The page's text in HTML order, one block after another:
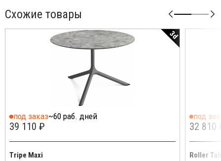
Схожие товары
3d
под заказ~60 раб. дней
39 110 ₽
Tripe Maxi
под
32 810
Roller